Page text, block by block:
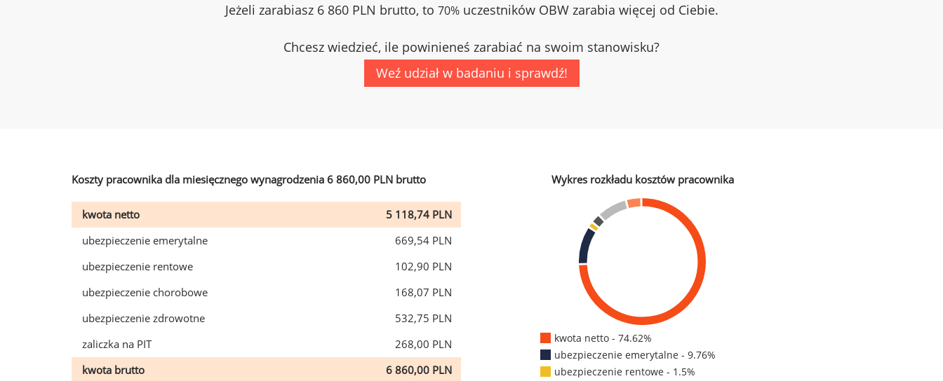
Jeżeli zarabiasz 6 860 PLN brutto, to 70%uczestników OBW zarabia więcej od Ciebie.
Chcesz wiedzieć, ile powinieneś zarabiać na swoim stanowisku?
Weź udział w badaniu i sprawdź!
Koszty pracownika dla miesięcznego wynagrodzenia 6 860,00 PLN brutto
kwota netto
5 118,74 PLN
ubezpieczenie emerytalne
669,54 PLN
ubezpieczenie rentowe
102,90 PLN
ubezpieczenie chorobowe
168,07 PLN
ubezpieczenie zdrowotne
532,75 PLN
zaliczka na PIT
268,00 PLN
kwota brutto
6 860,00 PLN
Wykres rozkładu kosztów pracownika
kwota netto - 74.62%
ubezpieczenie emerytalne - 9.76%
ubezpieczenie rentowe - 1.5%